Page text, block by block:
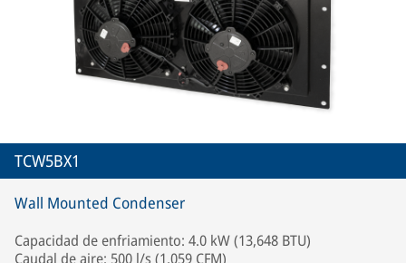
TCW5BX1
Wall Mounted Condenser
Capacidad de enfriamiento: 4.0 kW (13,648 BTU)
Caudal de aire: 500 l/s (1,059 CFM)